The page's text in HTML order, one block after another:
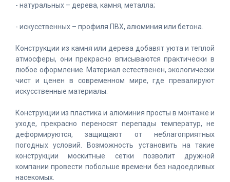
- натуральных – дерева, камня, металла;
- искусственных – профиля ПВХ, алюминия или бетона.
Конструкции из камня или дерева добавят уюта и теплой
атмосферы, они прекрасно вписываются практически в
любое оформление. Материал естественен, экологически
чист и ценен в современном мире, где превалируют
искусственные материалы.
Конструкции из пластика и алюминия просты в монтаже и
уходе, прекрасно переносят перепады температур, не
деформируются, защищают от неблагоприятных
погодных условий. Возможность установить на такие
конструкции москитные сетки позволит дружной
компании провести побольше времени без надоедливых
насекомых.